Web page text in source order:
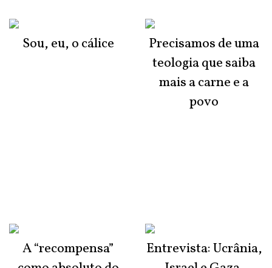
Sou, eu, o cálice
A “recompensa”
Precisamos de uma
teologia que saiba
mais a carne e a
povo
Entrevista: Ucrânia,